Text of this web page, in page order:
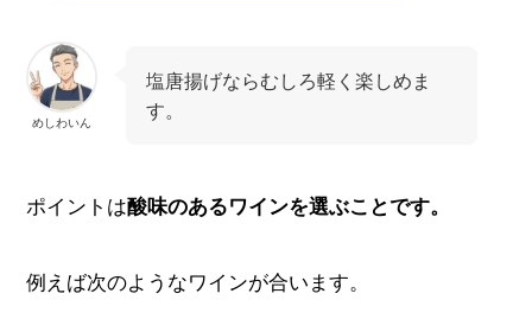
めしわいん
塩唐揚げならむしろ軽く楽しめま
す。
ポイントは酸味のあるワインを選ぶことです。
例えば次のようなワインが合います。